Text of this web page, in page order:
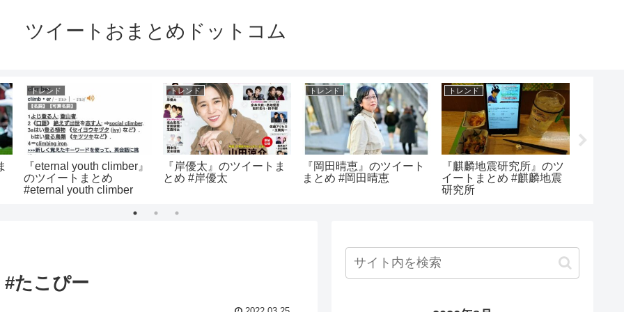
ツイートおまとめドットコム
トレンド
『eternal youth climber』
のツイートまとめ
#eternal youth climber
トレンド
『岸優太』のツイートま
とめ #岸優太
トレンド
『岡田晴恵』のツイート
まとめ #岡田晴恵
トレンド
『麒麟地震研究所』のツ
イートまとめ #麒麟地震
研究所
たこぴー